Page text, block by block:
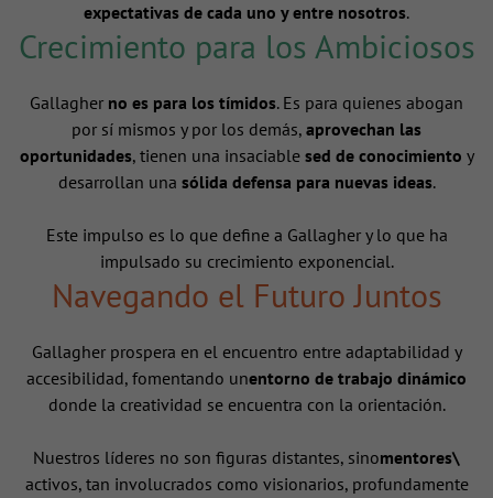
expectativas de cada uno y entre nosotros.
Crecimiento para los Ambiciosos
Gallagher no es para los tímidos. Es para quienes abogan
por sí mismos y por los demás, aprovechan las
oportunidades, tienen una insaciable sed de conocimiento y
desarrollan una sólida defensa para nuevas ideas.
Este impulso es lo que define a Gallagher y lo que ha
impulsado su crecimiento exponencial.
Navegando el Futuro Juntos
Gallagher prospera en el encuentro entre adaptabilidad y
accesibilidad, fomentando unentorno de trabajo dinámico
donde la creatividad se encuentra con la orientación.
Nuestros líderes no son figuras distantes, sinomentores\
activos, tan involucrados como visionarios, profundamente